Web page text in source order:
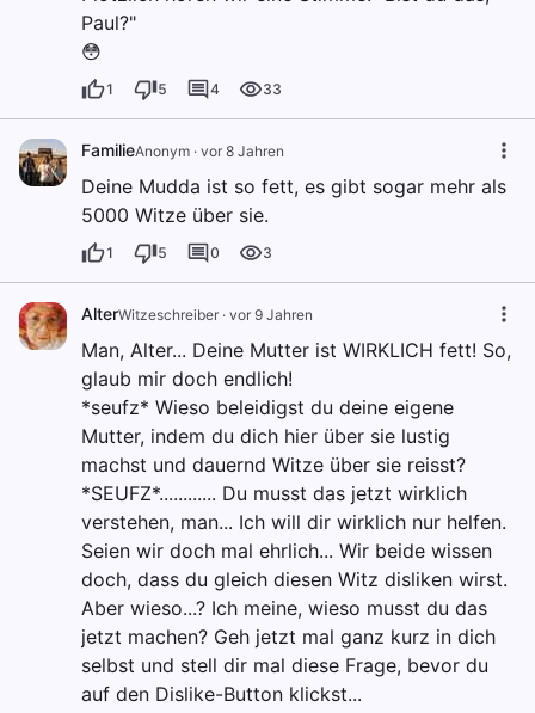
Paul?"
😳
1 5 4 33
FamilieAnonym · vor 8 Jahren
Deine Mudda ist so fett, es gibt sogar mehr als
5000 Witze über sie.
1 5 0 3
AlterWitzeschreiber · vor 9 Jahren
Man, Alter... Deine Mutter ist WIRKLICH fett! So,
glaub mir doch endlich!
*seufz* Wieso beleidigst du deine eigene
Mutter, indem du dich hier über sie lustig
machst und dauernd Witze über sie reisst?
*SEUFZ*............ Du musst das jetzt wirklich
verstehen, man... Ich will dir wirklich nur helfen.
Seien wir doch mal ehrlich... Wir beide wissen
doch, dass du gleich diesen Witz disliken wirst.
Aber wieso...? Ich meine, wieso musst du das
jetzt machen? Geh jetzt mal ganz kurz in dich
selbst und stell dir mal diese Frage, bevor du
auf den Dislike-Button klickst...